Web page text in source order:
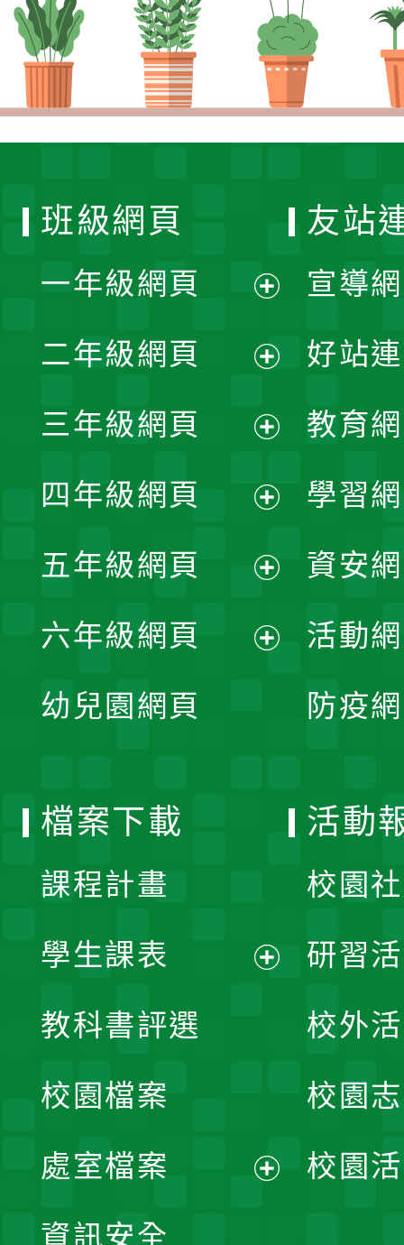
班級網頁
一年級網頁
開
選
單
二年級網頁
開
選
單
三年級網頁
開
選
單
四年級網頁
開
選
五年級網頁
開
六年級網頁
幼兒園網頁
友站
宣導
好站
教育
學習
資安
活動
防疫
檔案下載
課程計畫
學生課表
單
教科書評選
校園檔案
處室檔案
資訊安全
活動
校園
研習
校外
校園
校園